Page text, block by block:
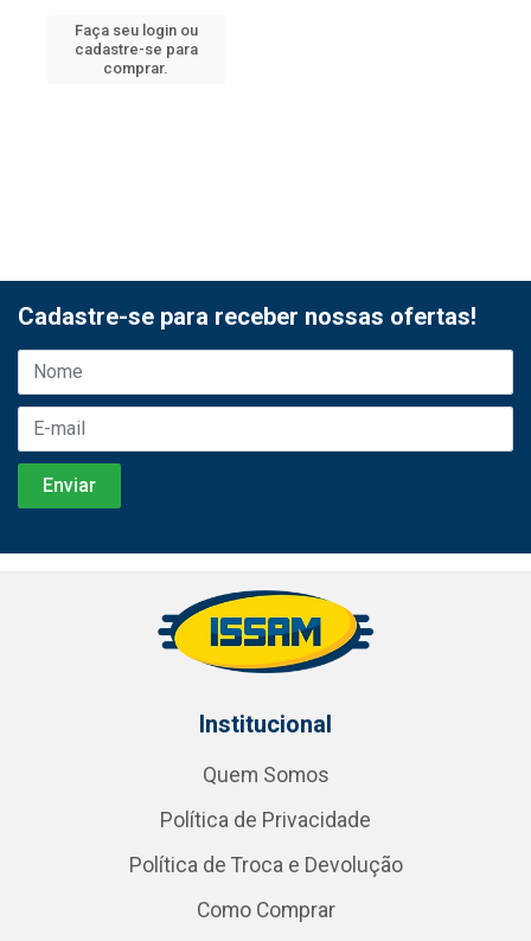
Faça seu login ou
cadastre-se para
comprar.
Cadastre-se para receber nossas ofertas!
Institucional
Quem Somos
Política de Privacidade
Política de Troca e Devolução
Como Comprar